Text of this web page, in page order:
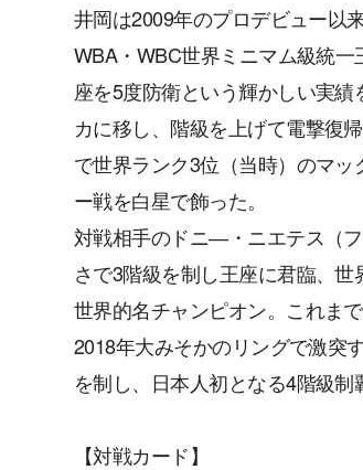
井岡は2009年のプロデビュー以
WBA・WBC世界ミニマム級統
座を5度防衛という輝かしい実
カに移し、階級を上げて電撃復
で世界ランク3位（当時）のマ
ー戦を白星で飾った。
対戦相手のドニ―・ニエテス（
さで3階級を制し王座に君臨、
世界的名チャンピオン。これま
2018年大みそかのリングで激突
を制し、日本人初となる4階級制
【対戦カード】